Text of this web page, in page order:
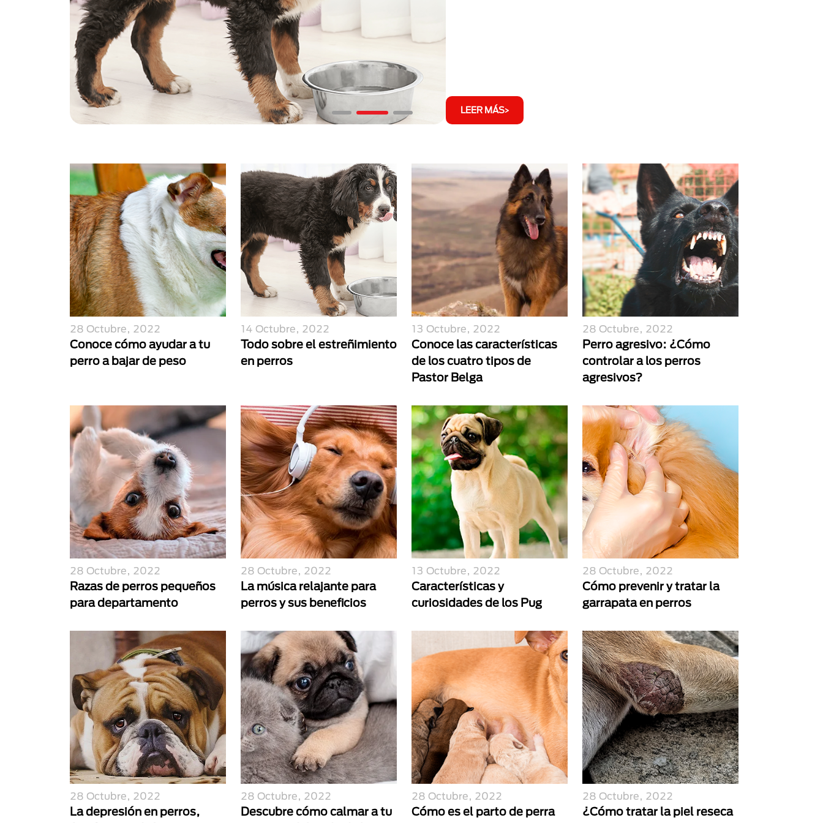
LEER MÁS
28 Octubre, 2022
Conoce cómo ayudar a tu
perro a bajar de peso
14 Octubre, 2022
Todo sobre el estreñimiento
en perros
13 Octubre, 2022
Conoce las características
de los cuatro tipos de
Pastor Belga
28 Octubre, 2022
Perro agresivo: ¿Cómo
controlar a los perros
agresivos?
28 Octubre, 2022
Razas de perros pequeños
para departamento
28 Octubre, 2022
La música relajante para
perros y sus beneficios
13 Octubre, 2022
Características y
curiosidades de los Pug
28 Octubre, 2022
Cómo prevenir y tratar la
garrapata en perros
28 Octubre, 2022
La depresión en perros,
28 Octubre, 2022
Descubre cómo calmar a tu
28 Octubre, 2022
Cómo es el parto de perra
28 Octubre, 2022
¿Cómo tratar la piel reseca